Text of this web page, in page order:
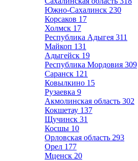
Южно-Сахалинск 230
Корсаков 17
Холмск 17
Республика Адыгея 311
Майкоп 131
Адыгейск 19
Республика Мордовия 309
Саранск 121
Ковылкино 15
Рузаевка 9
Акмолинская область 302
Кокшетау 137
Щучинск 31
Косшы 10
Орловская область 293
Орел 177
Мценск 20